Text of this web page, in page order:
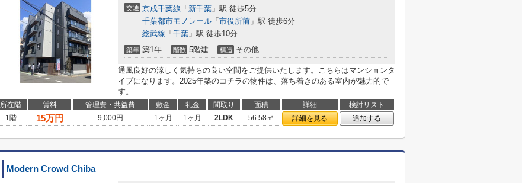
交通 京成千葉線 「 新千葉 」駅 徒歩5分
千葉都市モノレール 「 市役所前 」駅 徒歩6分
総武線 「 千葉 」駅 徒歩10分
築年 築1年 階数 5階建 構造 その他
通風良好の涼しく気持ちの良い空間をご提供いたします。こちらはマンションタ
イプになります。2025年築のコチラの物件は、落ち着きのある室内が魅力的で
す。...
所在階 賃料 管理費・共益費 敷金 礼金 間取り 面積 詳細
検討リスト
1階
15万円 9,000円 1ヶ月 1ヶ月 2LDK 56.58㎡ 詳細を見る 追加する
Modern Crowd Chiba